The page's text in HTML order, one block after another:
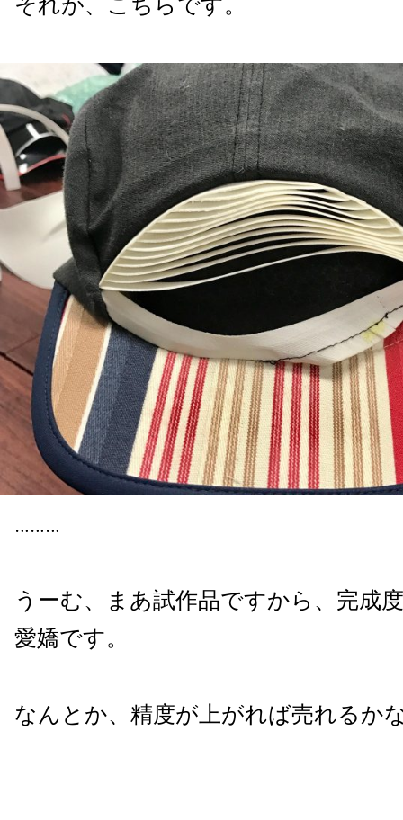
それが、こちらです。
………
うーむ、まあ試作品ですから、完成
愛嬌です。
なんとか、精度が上がれば売れるか